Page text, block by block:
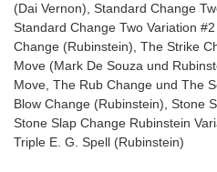
(Dai Vernon), Standard Change
Standard Change Two Variation
Change (Rubinstein), The Strike
Move (Mark De Souza und
Move, The Rub Change und The
Blow Change (Rubinstein), Stone
Stone Slap Change Rubinstein
Triple E. G. Spell (Rubinstein)